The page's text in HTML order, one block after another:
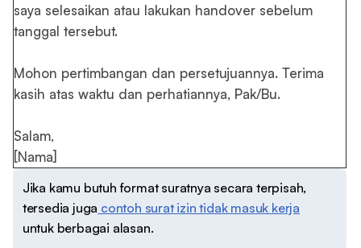
saya selesaikan atau lakukan handover sebelum
tanggal tersebut.
Mohon pertimbangan dan persetujuannya. Terima
kasih atas waktu dan perhatiannya, Pak/Bu.
Salam,
[Nama]
Jika kamu butuh format suratnya secara terpisah,
tersedia juga contoh surat izin tidak masuk kerja
untuk berbagai alasan.